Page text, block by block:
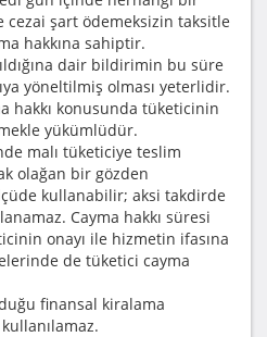
cezai şart ödemeksizin taksitle
hakkına sahiptir.
dair bildirimin bu süre
yöneltilmiş olması yeterlidir.
hakkı konusunda tüketicinin
yükümlüdür.
malı tüketiciye teslim
olağan bir gözden
kullanabilir; aksi takdirde
Cayma hakkı süresi
onayı ile hizmetin ifasına
de tüketici cayma
finansal kiralama